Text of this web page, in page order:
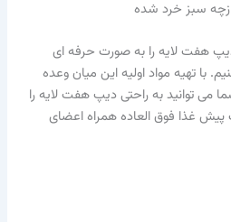
سبز خرد شده
هفت لایه را به صورت حرفه ای
با تهیه مواد اولیه این میان وعده
می توانید به راحتی دیپ هفت لایه را
پیش غذا فوق العاده همراه اعضای